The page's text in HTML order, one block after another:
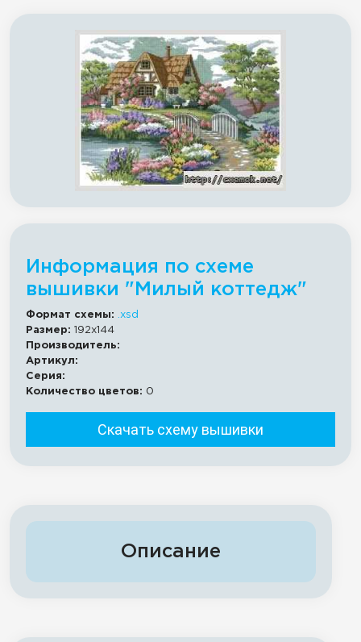
Информация по схеме
вышивки "Милый коттедж"
Формат схемы:
.xsd
Размер: 192x144
Производитель:
Артикул:
Серия:
Количество цветов: 0
Скачать схему вышивки
Описание